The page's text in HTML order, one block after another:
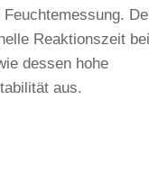
Reaktionszeit bei
dessen hohe
aus.